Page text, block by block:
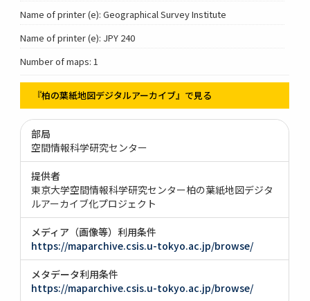
Name of printer (e): Geographical Survey Institute
Name of printer (e): JPY 240
Number of maps: 1
『柏の葉紙地図デジタルアーカイブ』で見る
部局
空間情報科学研究センター
提供者
東京大学空間情報科学研究センター柏の葉紙地図デジタ
ルアーカイブ化プロジェクト
メディア（画像等）利用条件
https://maparchive.csis.u-tokyo.ac.jp/browse/
メタデータ利用条件
https://maparchive.csis.u-tokyo.ac.jp/browse/